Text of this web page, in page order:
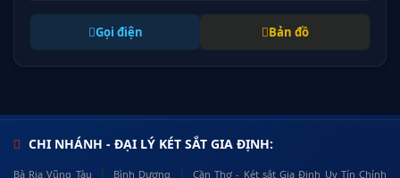
Gọi điện Bản đồ
CHI NHÁNH - ĐẠI LÝ KÉT SẮT GIA ĐỊNH:
Bà Rịa Vũng Tàu | Bình Dương | Cần Thơ - Két sắt Gia Định Uy Tín Chính